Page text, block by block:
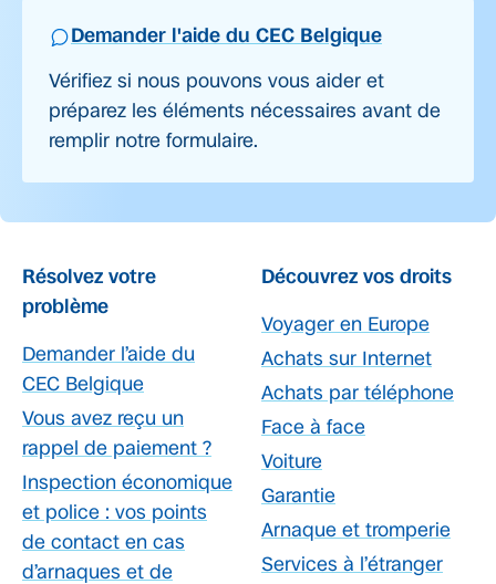
Demander l'aide du CEC Belgique
Vérifiez si nous pouvons vous aider et
préparez les éléments nécessaires avant de
remplir notre formulaire.
Résolvez votre
problème
Demander l’aide du
CEC Belgique
Vous avez reçu un
rappel de paiement ?
Inspection économique
et police : vos points
de contact en cas
d’arnaques et de
Découvrez vos droits
Voyager en Europe
Achats sur Internet
Achats par téléphone
Face à face
Voiture
Garantie
Arnaque et tromperie
Services à l’étranger